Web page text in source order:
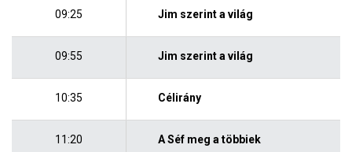
09:25 Jim szerint a világ
09:55 Jim szerint a világ
10:35 Célirány
11:20 A Séf meg a többiek